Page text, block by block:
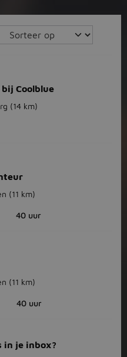
Coolblue
(14 km)
(11 km)
40 uur
(11 km)
40 uur
in je inbox?